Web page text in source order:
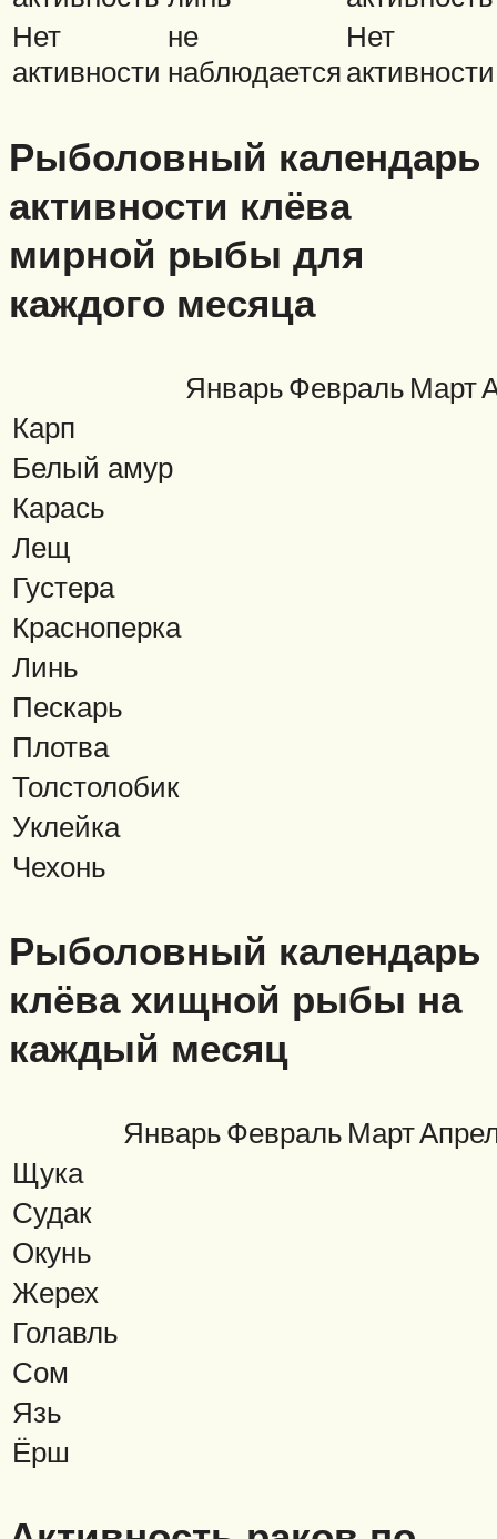
Нет
активности
не
наблюдается
Нет
активности
Рыболовный календарь
активности клёва
мирной рыбы для
каждого месяца
ЯнварьФевраль Март
Карп
Белый амур
Карась
Лещ
Густера
Красноперка
Линь
Пескарь
Плотва
Толстолобик
Уклейка
Чехонь
Рыболовный календарь
клёва хищной рыбы на
каждый месяц
ЯнварьФевраль Март
Щука
Судак
Окунь
Жерех
Голавль
Сом
Язь
Ёрш